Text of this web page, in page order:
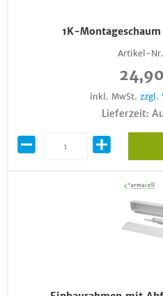
1K-Montageschaum
Artikel-
inkl. MwSt. zzgl.
Lieferzeit: